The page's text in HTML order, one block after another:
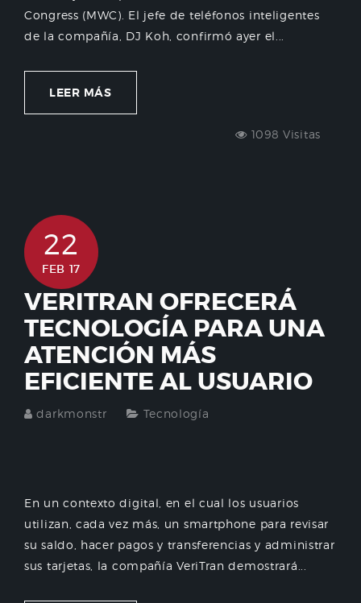
Congress (MWC). El jefe de teléfonos inteligentes
de la compañía, DJ Koh, confirmó ayer el...
LEER MÁS
1098 Visitas
22
FEB 17
VERITRAN OFRECERÁ
TECNOLOGÍA PARA UNA
ATENCIÓN MÁS
EFICIENTE AL USUARIO
darkmonstr Tecnología
En un contexto digital, en el cual los usuarios
utilizan, cada vez más, un smartphone para revisar
su saldo, hacer pagos y transferencias y administrar
sus tarjetas, la compañía VeriTran demostrará...